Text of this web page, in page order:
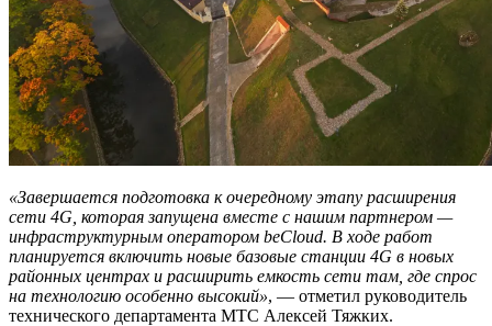
«Завершается подготовка к очередному этапу расширения
сети 4G, которая запущена вместе с нашим партнером —
инфраструктурным оператором beCloud. В ходе работ
планируется включить новые базовые станции 4G в новых
районных центрах и расширить емкость сети там, где спрос
на технологию особенно высокий», — отметил руководитель
технического департамента МТС Алексей Тяжких.